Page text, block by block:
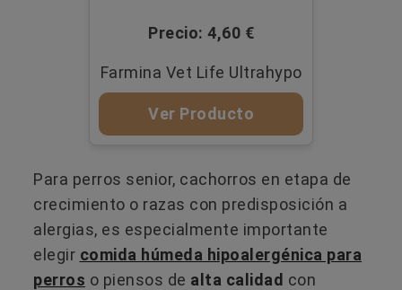
Precio: 4,60 €
Farmina Vet Life Ultrahypo
Ver Producto
Para perros senior, cachorros en etapa de
crecimiento o razas con predisposición a
alergias, es especialmente importante
elegir comida húmeda hipoalergénica para
perros o piensos de alta calidad con